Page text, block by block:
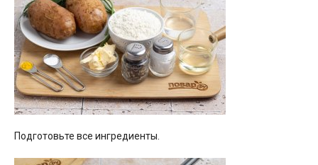
Подготовьте все ингредиенты.